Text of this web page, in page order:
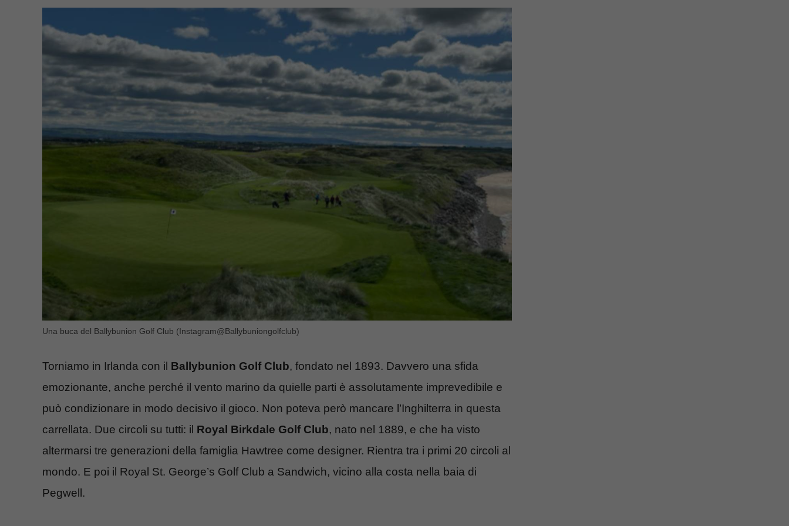
Una buca del Ballybunion Golf Club (Instagram@Ballybuniongolfclub)
Torniamo in Irlanda con il Ballybunion Golf Club, fondato nel 1893. Davvero una sfida
emozionante, anche perché il vento marino da quielle parti è assolutamente imprevedibile e
può condizionare in modo decisivo il gioco. Non poteva però mancare l’Inghilterra in questa
carrellata. Due circoli su tutti: il Royal Birkdale Golf Club, nato nel 1889, e che ha visto
altermarsi tre generazioni della famiglia Hawtree come designer. Rientra tra i primi 20 circoli al
mondo. E poi il Royal St. George’s Golf Club a Sandwich, vicino alla costa nella baia di
Pegwell.